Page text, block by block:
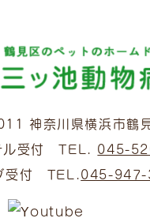
神奈川県横浜市鶴
ル受付 TEL. 045-
受付 TEL.045-947-